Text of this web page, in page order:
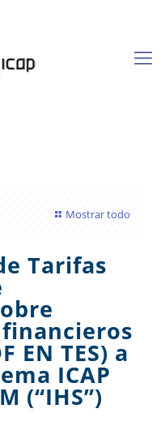
Mostrar todo
Tarifas
EN TES) a
ICAP
(“IHS”)